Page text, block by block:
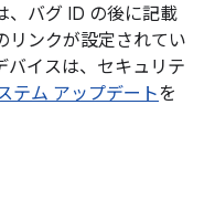
、バグ ID の後に記載
リンクが設定されてい
バイスは、セキュリテ
テム アップデートを